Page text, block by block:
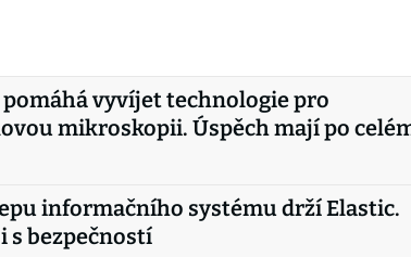
pomáhá vyvíjet technologie pro
mikroskopii. Úspěch mají po
informačního systému drží Elastic.
s bezpečností